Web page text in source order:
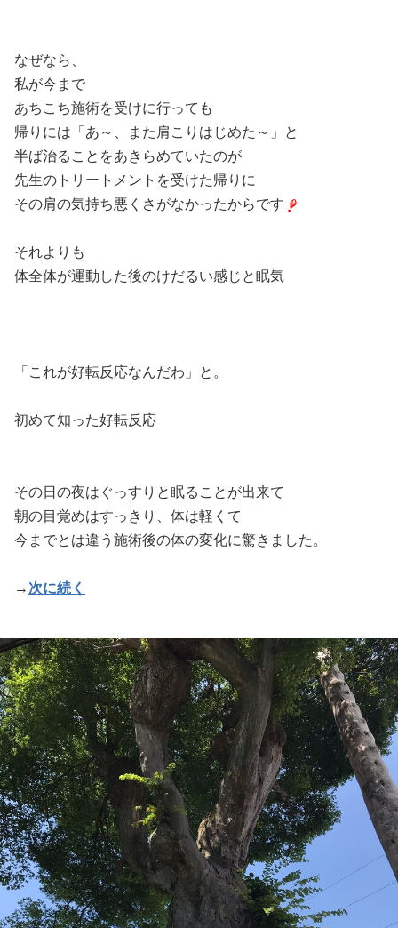
なぜなら、
私が今まで
あちこち施術を受けに行っても
帰りには「あ～、また肩こりはじめた～」と
半ば治ることをあきらめていたのが
先生のトリートメントを受けた帰りに
その肩の気持ち悪くさがなかったからです
それよりも
体全体が運動した後のけだるい感じと眠気
「これが好転反応なんだわ」と。
初めて知った好転反応
その日の夜はぐっすりと眠ることが出来て
朝の目覚めはすっきり、体は軽くて
今までとは違う施術後の体の変化に驚きました。
→ 次に続く